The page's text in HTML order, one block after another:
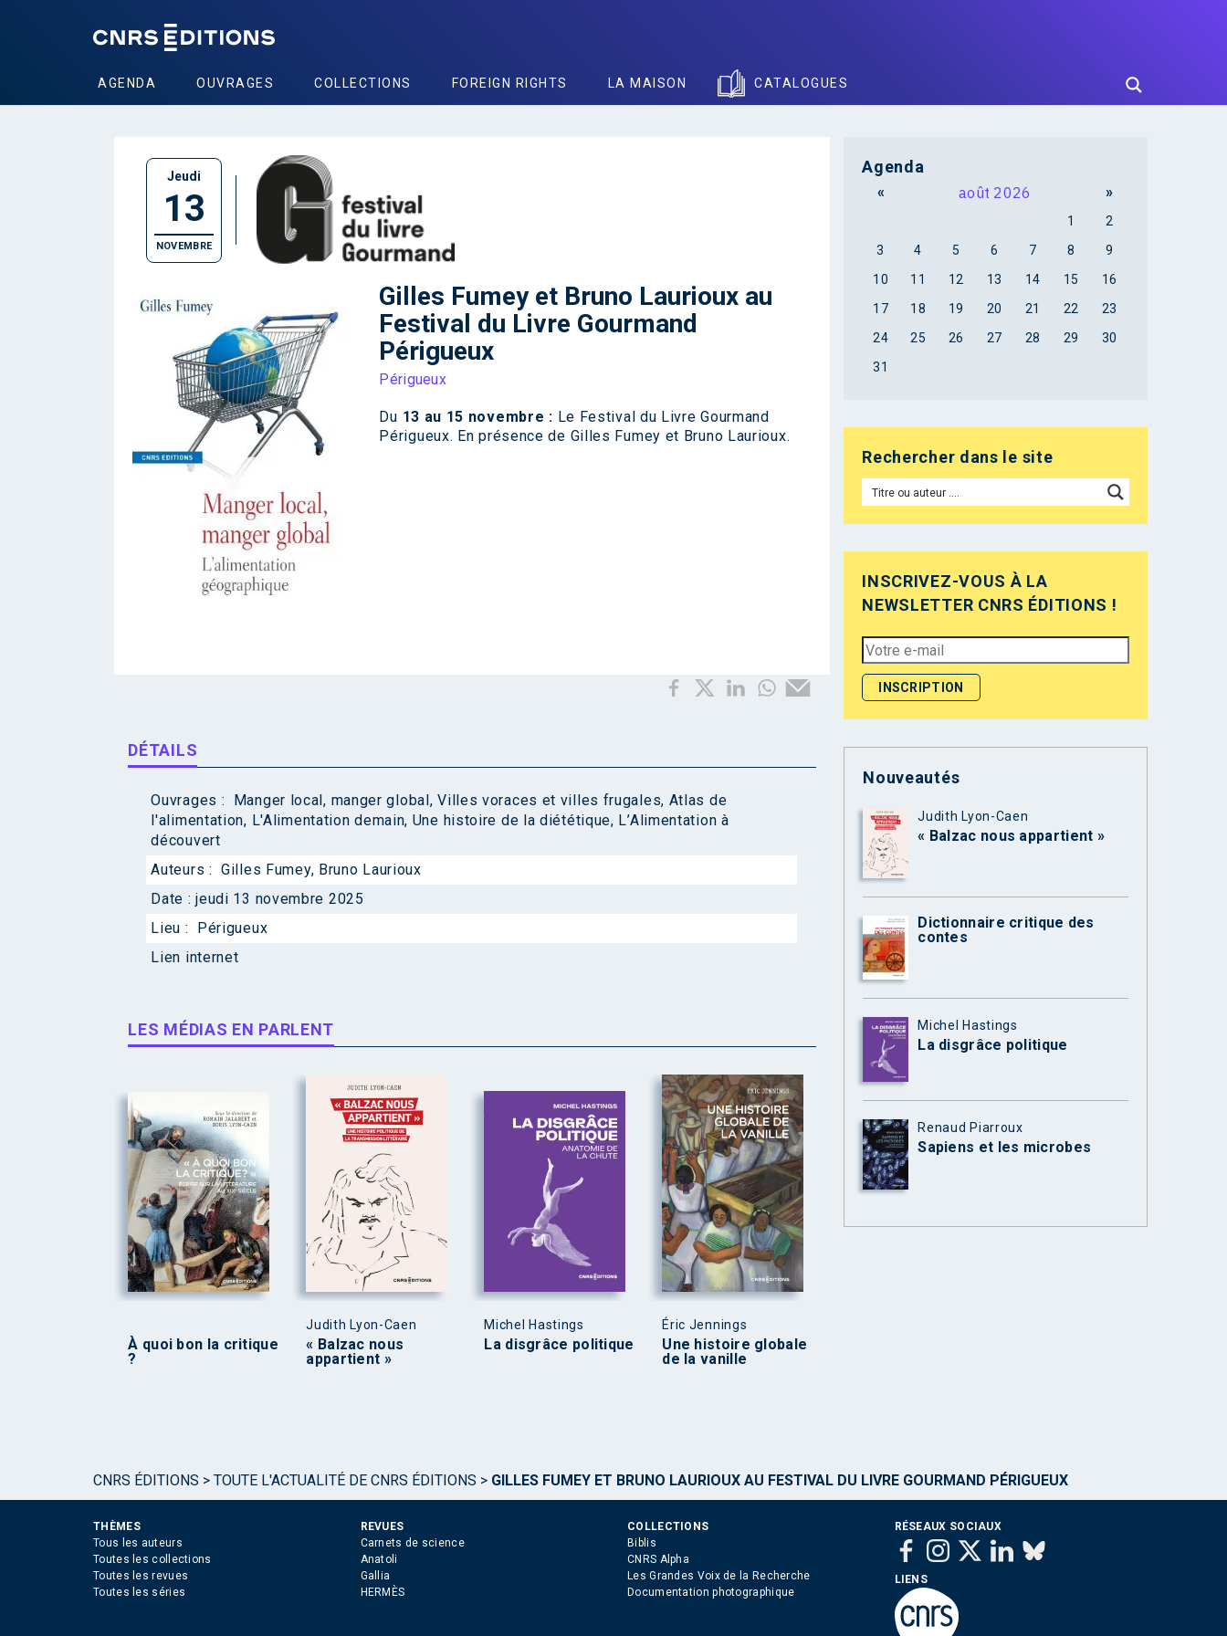
AGENDA OUVRAGES COLLECTIONS FOREIGN RIGHTS LA MAISON CATALOGUES
Jeudi
13
NOVEMBRE
Gilles Fumey et Bruno Laurioux au
Festival du Livre Gourmand
Périgueux
Périgueux
Du 13 au 15 novembre : Le Festival du Livre Gourmand
Périgueux. En présence de Gilles Fumey et Bruno Laurioux.
DÉTAILS
Ouvrages : Manger local, manger global ,Villes voraces et villes frugales, Atlas de
l'alimentation, L'Alimentation demain, Une histoire de la diététique, L’Alimentation à
découvert
Auteurs : Gilles Fumey, Bruno Laurioux
Date :jeudi 13 novembre 2025
Lieu :
Périgueux
Lien internet
LES MÉDIAS EN PARLENT
À quoi bon la critique
?
Judith Lyon-Caen
« Balzac nous
appartient »
Michel Hastings
La disgrâce politique
Éric Jennings
Une histoire globale
de la vanille
Agenda
« août 2026 »
1
2
3
4 5 6 7 8
9
10
11 12 13 14 15
16
17
18 19 20 21 22
23
24
25 26 27 28 29
30
31
Rechercher dans le site
INSCRIVEZ-VOUS À LA
NEWSLETTER CNRS ÉDITIONS !
Nouveautés
Judith Lyon-Caen
« Balzac nous appartient »
Dictionnaire critique des
contes
Michel Hastings
La disgrâce politique
Renaud Piarroux
Sapiens et les microbes
CNRS ÉDITIONS > TOUTE L'ACTUALITÉ DE CNRS ÉDITIONS > GILLES FUMEY ET BRUNO LAURIOUX AU FESTIVAL DU LIVRE GOURMAND PÉRIGUEUX
THÈMES
Tous les auteurs
Toutes les collections
Toutes les revues
Toutes les séries
REVUES
Carnets de science
Anatoli
Gallia
HERMÈS
COLLECTIONS
Biblis
CNRS Alpha
Les Grandes Voix de la Recherche
Documentation photographique
RÉSEAUX SOCIAUX
LIENS